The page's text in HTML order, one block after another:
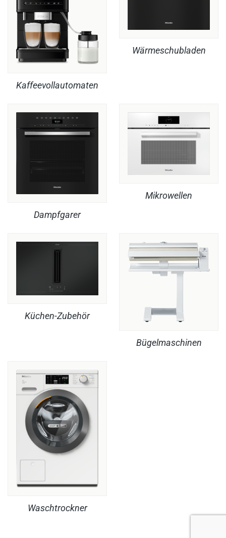
Kaffeevollautomaten
Wärmeschubladen
Dampfgarer
Mikrowellen
Küchen-Zubehör
Bügelmaschinen
Waschtrockner